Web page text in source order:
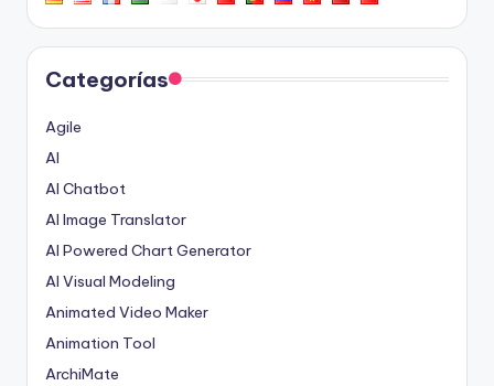
Categorías
Agile
AI
AI Chatbot
AI Image Translator
AI Powered Chart Generator
AI Visual Modeling
Animated Video Maker
Animation Tool
ArchiMate